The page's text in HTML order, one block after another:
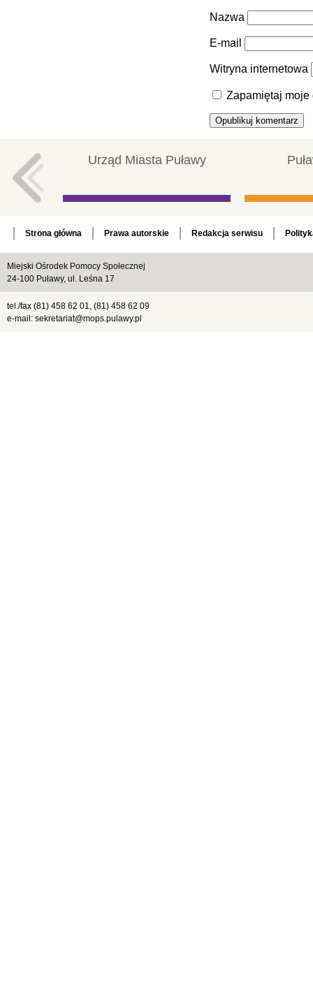
Nazwa
E-mail
Witryna internetowa
Zapamiętaj moje
Urząd Miasta Puławy
Strona główna Prawa autorskie Redakcja serwisu
Miejski Ośrodek Pomocy Społecznej
24-100 Puławy, ul. Leśna 17
tel./fax (81) 458 62 01, (81) 458 62 09
e-mail: sekretariat@mops.pulawy.pl